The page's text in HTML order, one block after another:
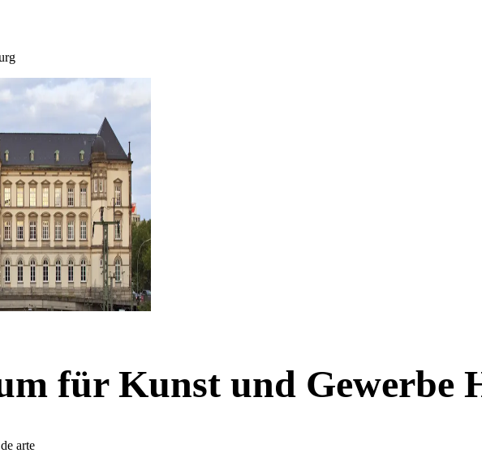
für Kunst und Gewerbe
arte